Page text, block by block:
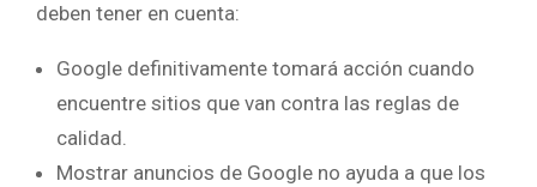
deben tener en cuenta:
Google definitivamente tomará acción cuando
encuentre sitios que van contra las reglas de
calidad.
Mostrar anuncios de Google no ayuda a que los